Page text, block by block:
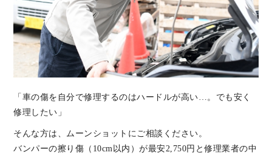
「車の傷を自分で修理するのはハードルが高い…。でも安く
修理したい」
そんな方は、ムーンショットにご相談ください。
バンパーの擦り傷（10cm以内）が最安2,750円と修理業者の中